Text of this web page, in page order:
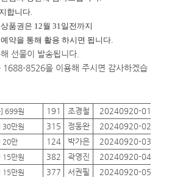
합니다.
품권은 12월 31일전까지
약을 통해 활용 하시면 됩니다.
선물이 발송됩니다.
1688-8526을 이용해 주시면 감사하겠습
699원 191 조경철 20240920-01
30만원 315 정동완 20240920-02
20만 124 박가은 20240920-03
15만원 382 곽영진 20240920-04
15만원 377 서권필 20240920-05